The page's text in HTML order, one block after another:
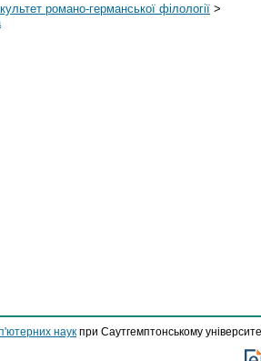
романо-германської філології >
наук при Саутгемптонському